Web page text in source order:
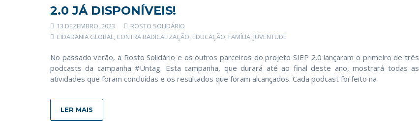
2.0 JÁ DISPONÍVEIS!
13 DEZEMBRO, 2023
ROSTO SOLIDÁRIO
CIDADANIA GLOBAL, CONTRA RADICALIZAÇÃO, EDUCAÇÃO, FAMÍLIA, JUVENTUDE
No passado verão, a Rosto Solidário e os outros parceiros do projeto SIEP 2.0 lançaram o primeiro de três
podcasts da campanha #Untag. Esta campanha, que durará até ao final deste ano, mostrará todas as
atividades que foram concluídas e os resultados que foram alcançados. Cada podcast foi feito na
LER MAIS